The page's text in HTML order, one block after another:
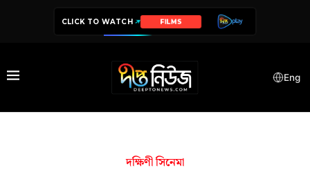
CLICK TO WATCH FILMS
Eng
দক্ষিণী সিনেমা